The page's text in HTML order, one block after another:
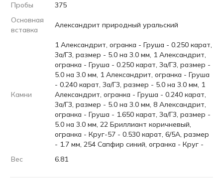
Пробы
375
Основная
вставка
Александрит природный уральский
Камни
1 Александрит, огранка - Груша - 0.250 карат,
3а/Г3, размер - 5.0 на 3.0 мм, 1 Александрит,
огранка - Груша - 0.250 карат, 3а/Г3, размер -
5.0 на 3.0 мм, 1 Александрит, огранка - Груша
- 0.240 карат, 3а/Г3, размер - 5.0 на 3.0 мм, 1
Александрит, огранка - Груша - 0.240 карат,
3а/Г3, размер - 5.0 на 3.0 мм, 8 Александрит,
огранка - Груша - 1.650 карат, 3а/Г3, размер -
5.0 на 3.0 мм, 22 Бриллиант коричневый,
огранка - Круг-57 - 0.530 карат, 6/5А, размер
- 1.7 мм, 254 Сапфир синий, огранка - Круг -
Вес
6.81